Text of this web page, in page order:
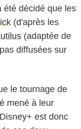
été décidé que les
(d'après les
(adaptée de
diffusées sur
le tournage de
mené à leur
est donc